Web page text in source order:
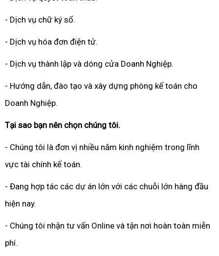
- Dịch vụ chữ ký số.
- Dịch vụ hóa đơn điện tử.
- Dịch vụ thành lập và dóng cửa Doanh Nghiệp.
- Hướng dẫn, đào tạo và xây dựng phòng kế toán cho
Doanh Nghiệp.
Tại sao bạn nên chọn chúng tôi.
- Chúng tôi là đơn vị nhiều năm kinh nghiệm trong lĩnh
vực tài chính kế toán.
- Đang hợp tác các dự án lớn với các chuỗi lớn hàng đầu
hiện nay.
- Chúng tôi nhận tư vấn Online và tận nơi hoàn toàn miễn
phí.